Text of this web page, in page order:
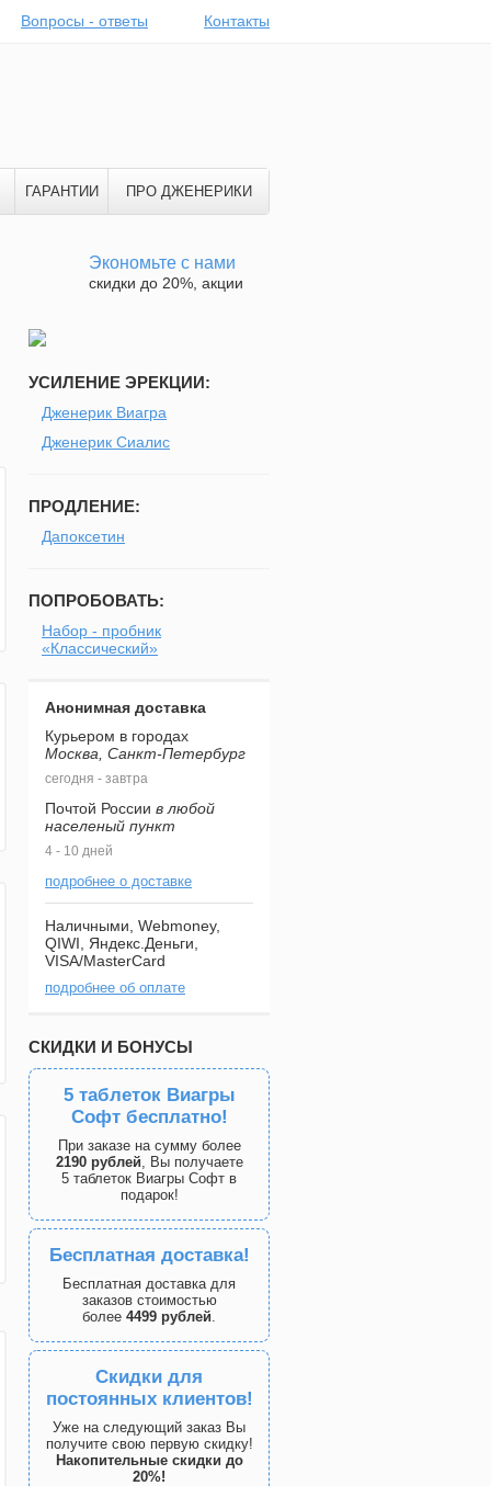
Вопросы - ответы Контакты
ГАРАНТИИ ПРО ДЖЕНЕРИКИ
Экономьте с нами
скидки до 20%, акции
УСИЛЕНИЕ ЭРЕКЦИИ:
Дженерик Виагра
Дженерик Сиалис
ПРОДЛЕНИЕ:
Дапоксетин
ПОПРОБОВАТЬ:
Набор - пробник
«Классический»
Анонимная доставка
Курьером в городах
Москва, Санкт-Петербург
сегодня - завтра
Почтой России в любой
населеный пункт
4 - 10 дней
подробнее о доставке
Наличными, Webmoney,
QIWI, Яндекс.Деньги,
VISA/MasterCard
подробнее об оплате
СКИДКИ И БОНУСЫ
5 таблеток Виагры
Софт бесплатно!
При заказе на сумму более
2190 рублей, Вы получаете
5 таблеток Виагры Софт в
подарок!
Бесплатная доставка!
Бесплатная доставка для
заказов стоимостью
более 4499 рублей.
Скидки для
постоянных клиентов!
Уже на следующий заказ Вы
получите свою первую скидку!
Накопительные скидки до
20%!